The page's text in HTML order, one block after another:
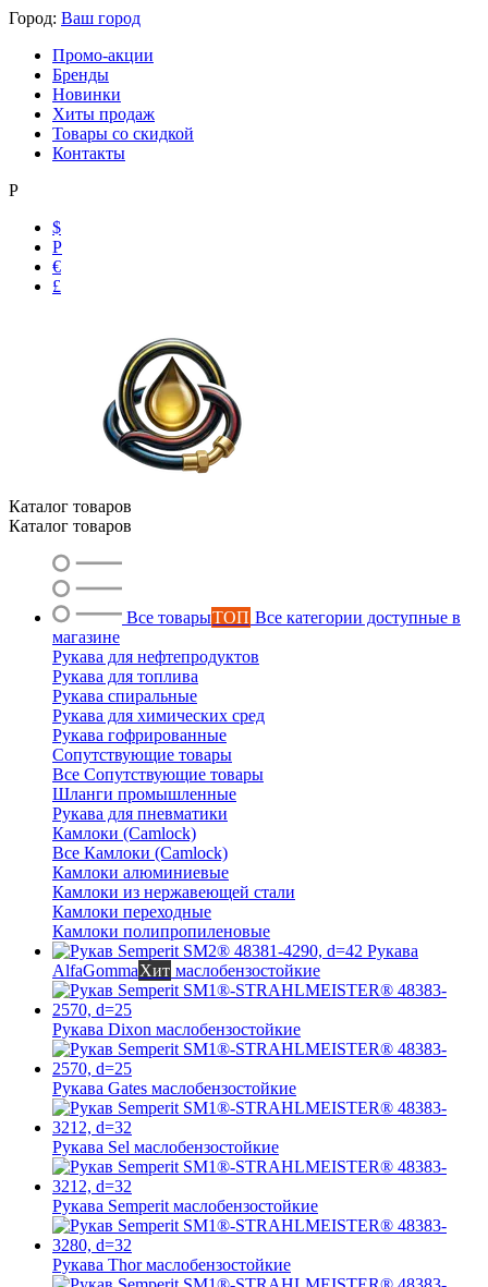
Город: Ваш город
Промо-акции
Бренды
Новинки
Хиты продаж
Товары со скидкой
Контакты
Р
$
Р
€
£
Каталог товаров
Каталог товаров
Все товарыТОП Все категории доступные в
магазине
Рукава для нефтепродуктов
Рукава для топлива
Рукава спиральные
Рукава для химических сред
Рукава гофрированные
Сопутствующие товары
Все Сопутствующие товары
Шланги промышленные
Рукава для пневматики
Камлоки (Camlock)
Все Камлоки (Camlock)
Камлоки алюминиевые
Камлоки из нержавеющей стали
Камлоки переходные
Камлоки полипропиленовые
Рукава
AlfaGommaХит маслобензостойкие
Рукава Dixon маслобензостойкие
Рукава Gates маслобензостойкие
Рукава Sel маслобензостойкие
Рукава Semperit маслобензостойкие
Рукава Thorмаслобензостойкие
Ольга